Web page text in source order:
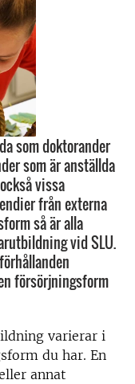
som doktorander
som är anställda
vissa
från externa
så är alla
vid SLU.
försörjningsform
varierar i
du har. En
annat